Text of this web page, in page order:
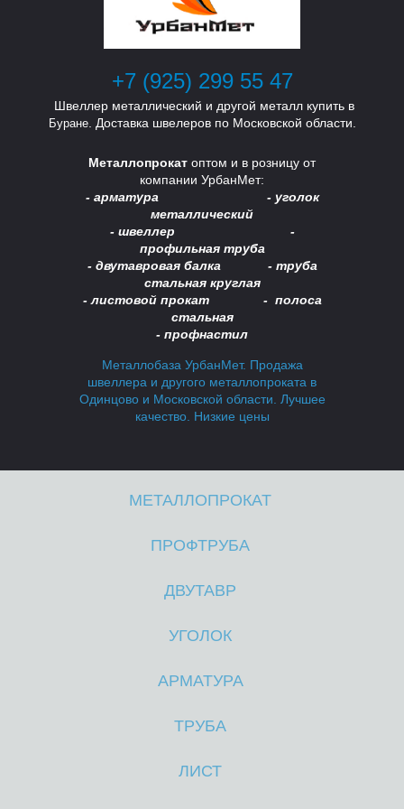
Т
А
+7 (925) 299 55 47
Швеллер металлический и другой металл купить в
Буране. Доставка швелеров по Московской области.
Металлопрокат оптом и в розницу от
компании УрбанМет:
- арматура - уголок
металлический
- швеллер -
профильная труба
- двутавровая балка - труба
стальная круглая
- листовой прокат - полоса
стальная
- профнастил
Металлобаза УрбанМет. Продажа
швеллера и другого металлопроката в
Одинцово и Московской области. Лучшее
качество. Низкие цены
МЕТАЛЛОПРОКАТ
ПРОФТРУБА
ДВУТАВР
УГОЛОК
АРМАТУРА
ТРУБА
ЛИСТ
Т
А